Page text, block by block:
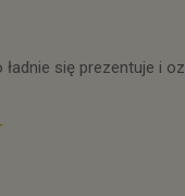
ładnie się prezentuje i